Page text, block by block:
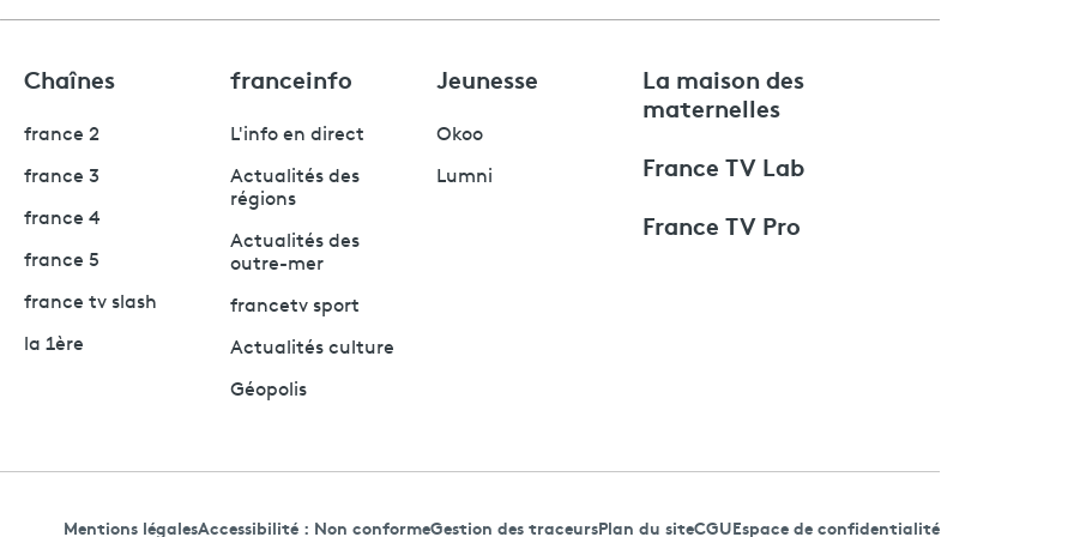
Chaînes
france 2
france 3
france 4
france 5
france tv slash
la 1ère
franceinfo
L'info en direct
Actualités des
régions
Actualités des
outre-mer
francetv sport
Actualités culture
Géopolis
Jeunesse
Okoo
Lumni
La maison des
maternelles
France TV Lab
France TV Pro
Mentions légalesAccessibilité : Non conformeGestion des traceursPlan du siteCGUEspace de confidentialité